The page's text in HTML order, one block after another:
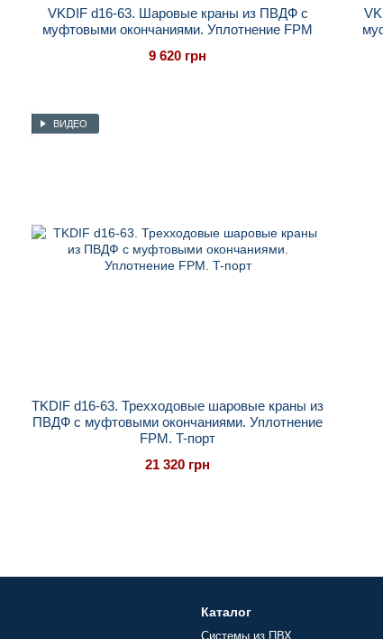
VKDIF d16-63. Шаровые краны из ПВДФ с
муфтовыми окончаниями. Уплотнение FPM
9 620 грн
ВИДЕО
TKDIF d16-63. Трехходовые шаровые краны из
ПВДФ с муфтовыми окончаниями. Уплотнение
FPM. T-порт
21 320 грн
Каталог
Системы из ПВХ